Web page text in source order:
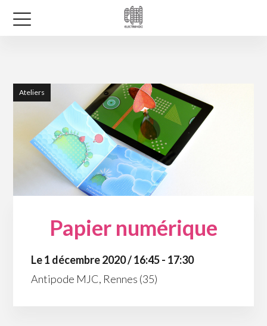
Ateliers
Papier numérique
Le 1 décembre 2020 / 16:45 - 17:30
Antipode MJC, Rennes (35)